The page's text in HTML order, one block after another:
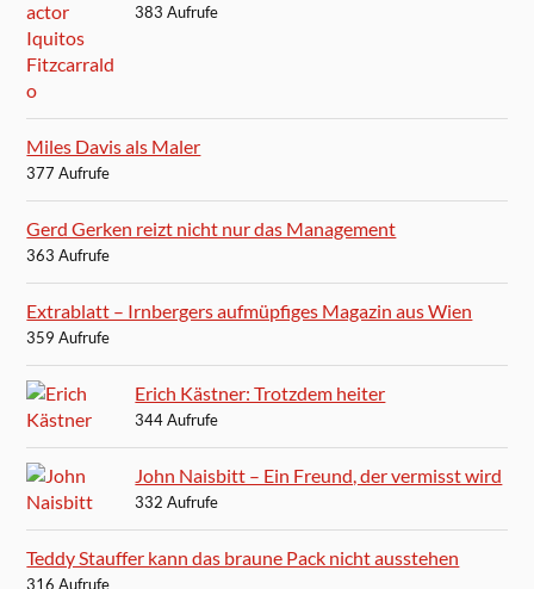
383 Aufrufe
Miles Davis als Maler
377 Aufrufe
Gerd Gerken reizt nicht nur das Management
363 Aufrufe
Extrablatt – Irnbergers aufmüpfiges Magazin aus Wien
359 Aufrufe
Erich Kästner: Trotzdem heiter
344 Aufrufe
John Naisbitt – Ein Freund, der vermisst wird
332 Aufrufe
Teddy Stauffer kann das braune Pack nicht ausstehen
316 Aufrufe